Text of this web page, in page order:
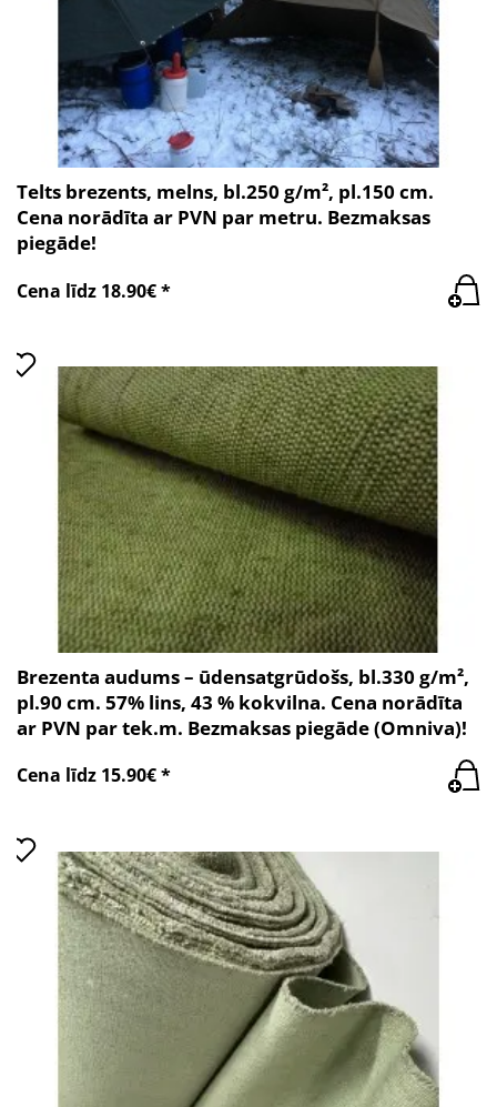
Telts brezents, melns, bl.250 g/m², pl.150 cm.
Cena norādīta ar PVN par metru. Bezmaksas
piegāde!
Cena līdz 18.90€ *
Brezenta audums – ūdensatgrūdošs, bl.330 g/m²,
pl.90 cm. 57% lins, 43 % kokvilna. Cena norādīta
ar PVN par tek.m. Bezmaksas piegāde (Omniva)!
Cena līdz 15.90€ *